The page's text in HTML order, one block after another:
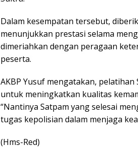
Dalam kesempatan tersebut,
menunjukkan prestasi selama
dimeriahkan dengan peragaan
peserta.
AKBP Yusuf mengatakan,
untuk meningkatkan kualitas
“Nantinya Satpam yang selesai
tugas kepolisian dalam menjaga
(Hms-Red)